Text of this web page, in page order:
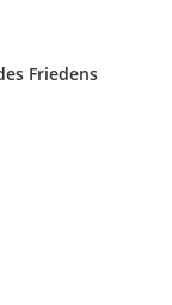
Friedens